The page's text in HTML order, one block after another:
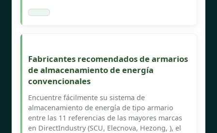
Fabricantes recomendados de armarios
de almacenamiento de energía
convencionales
Encuentre fácilmente su sistema de
almacenamiento de energía de tipo armario
entre las 11 referencias de las mayores marcas
en DirectIndustry (SCU, Elecnova, Hezong, ), el